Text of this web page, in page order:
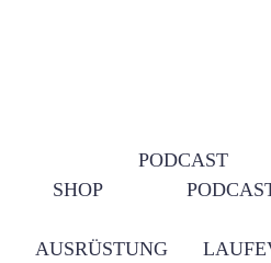
SHOP
PODCAST
AUSRÜSTUNG